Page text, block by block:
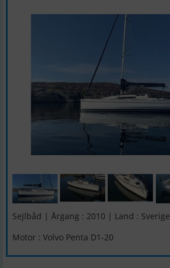
Sejlbåd | Årgang : 2010 | Land : Sverige
Motor : Volvo Penta D1-20